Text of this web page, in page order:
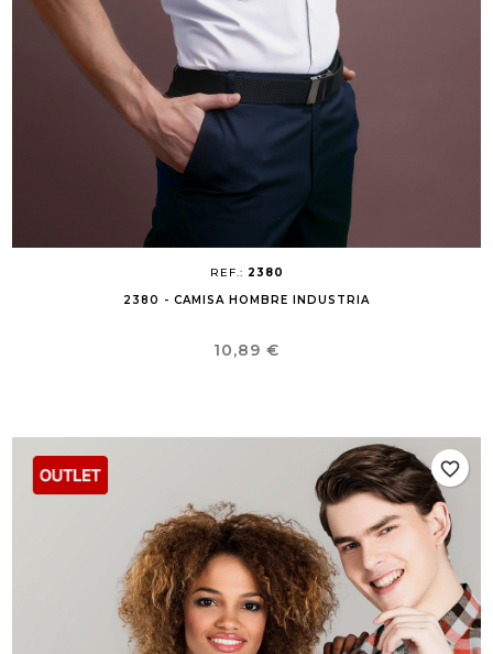
REF.: 2380
2380 - CAMISA HOMBRE INDUSTRIA
Precio
10,89 €
favorite_border